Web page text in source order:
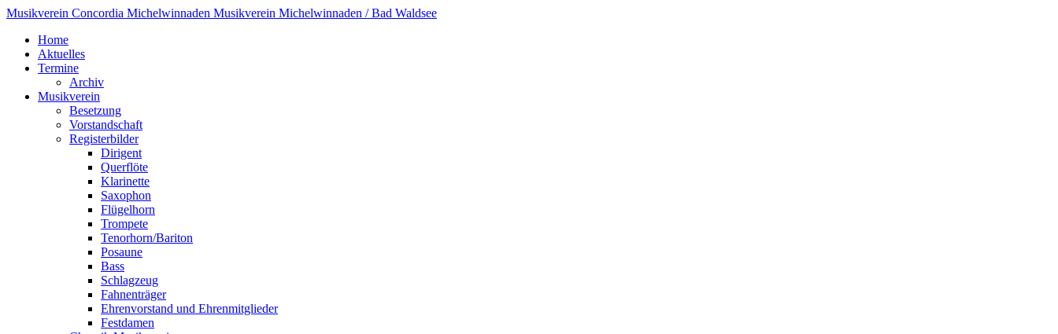
Musikverein Concordia Michelwinnaden Musikverein Michelwinnaden / Bad Waldsee
Home
Aktuelles
Termine
Archiv
Musikverein
Besetzung
Vorstandschaft
Registerbilder
Dirigent
Querflöte
Klarinette
Saxophon
Flügelhorn
Trompete
Tenorhorn/Bariton
Posaune
Bass
Schlagzeug
Fahnenträger
Ehrenvorstand und Ehrenmitglieder
Festdamen